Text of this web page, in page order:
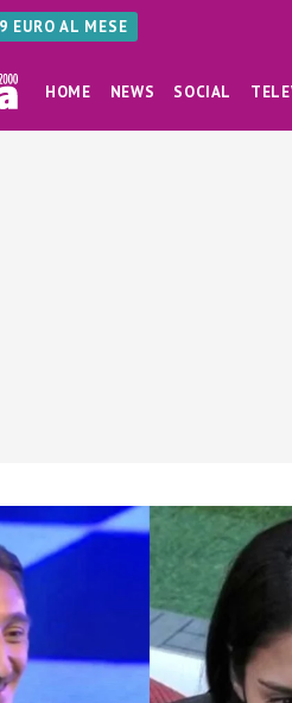
EURO AL MESE
HOME NEWS SOCIAL